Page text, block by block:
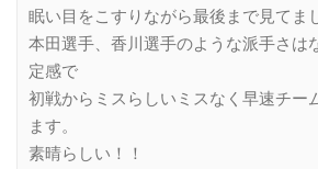
眠い目をこすりながら最後まで見てま
本田選手、香川選手のような派手さは
定感で
初戦からミスらしいミスなく早速チー
ます。
素晴らしい！！